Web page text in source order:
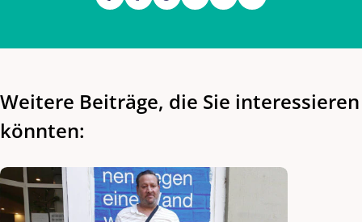
Weitere Beiträge, die Sie interessieren
könnten: